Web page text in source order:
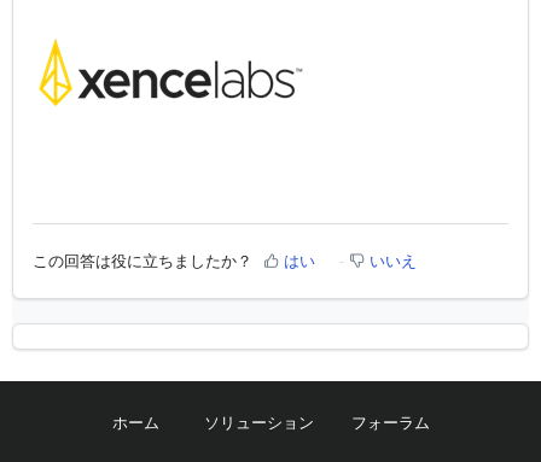
この回答は役に立ちましたか？ はい いいえ
ホーム ソリューション フォーラム